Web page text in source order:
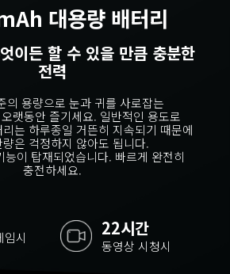
대용량 배터리
이든 할 수 있을 만큼 충분한
전력
의 용량으로 눈과 귀를 사로잡는
랫동안 즐기세요. 일반적인 용도로
는 하루종일 거뜬히 지속되기 때문에
은 걱정하지 않아도 됩니다.
능이 탑재되었습니다. 빠르게 완전히
충전하세요.
임시 22시간
동영상 시청시